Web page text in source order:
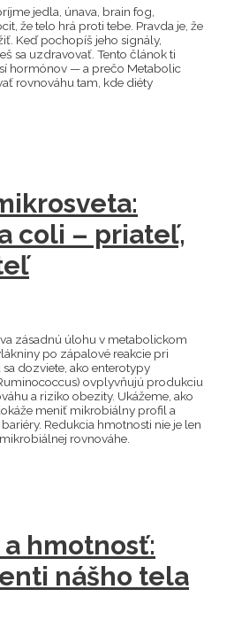
jedla, únava, brain fog,
že telo hrá proti tebe. Pravda je, že
Keď pochopíš jeho signály,
sa uzdravovať. Tento článok ti
hormónov — a prečo Metabolic
rovnováhu tam, kde diéty
coli – priateľ,
zásadnú úlohu v metabolickom
po zápalové reakcie pri
dozviete, ako enterotypy
ovplyvňujú produkciu
a riziko obezity. Ukážeme, ako
meniť mikrobiálny profil a
Redukcia hmotnosti nie je len
rovnováhe.
hmotnosť:
nášho tela